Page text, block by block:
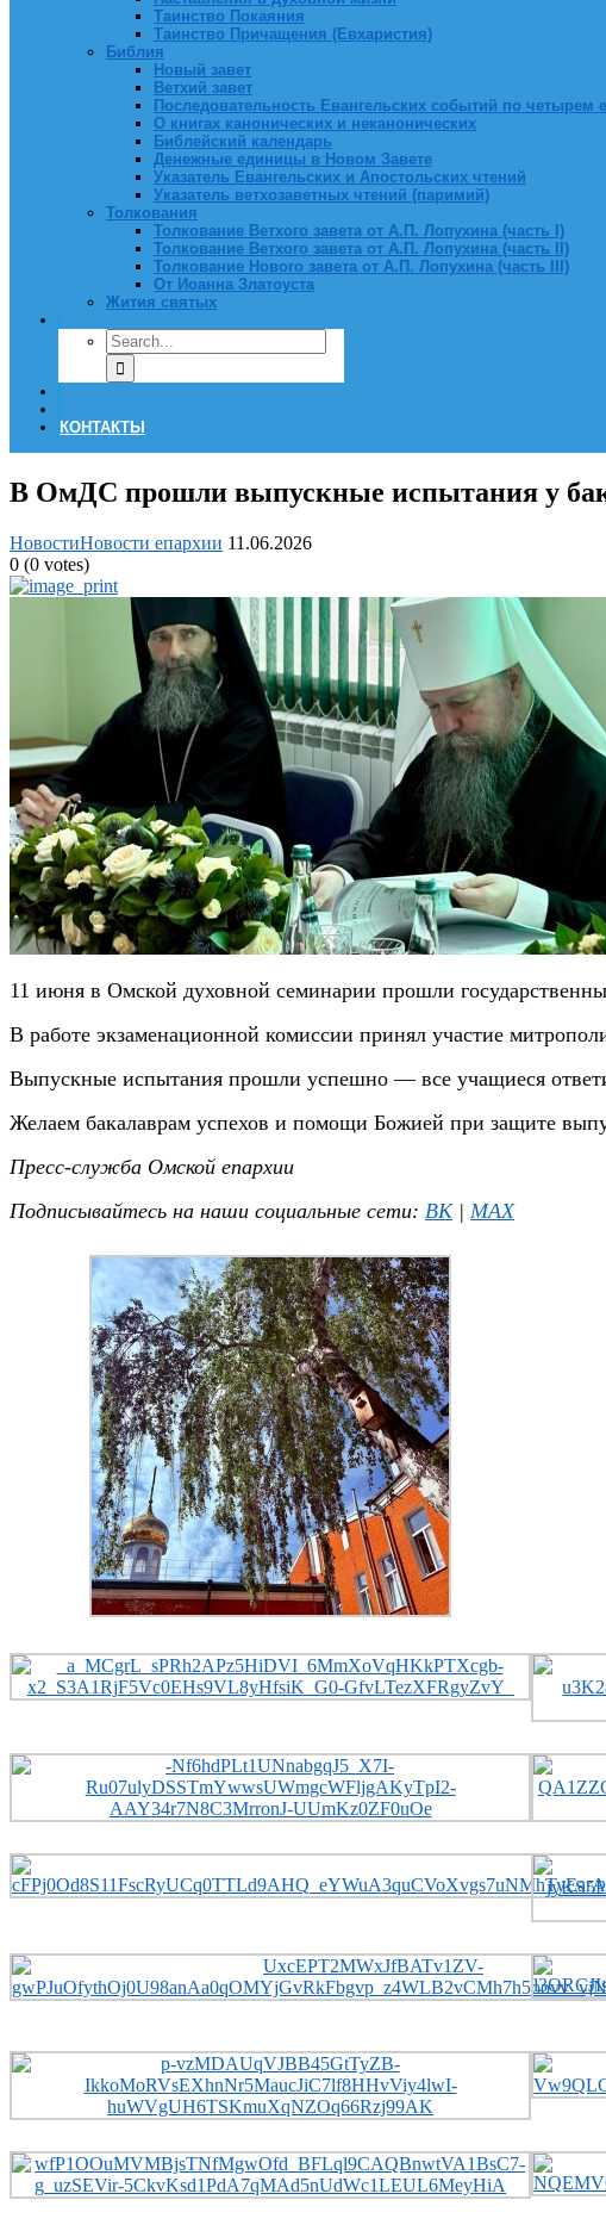
Таинство Покаяния
Таинство Причащения (Евхаристия)
Библия
Новый завет
Ветхий завет
Последовательность Евангельских событий по четырем
О книгах канонических и неканонических
Библейский календарь
Денежные единицы в Новом Завете
Указатель Евангельских и Апостольских чтений
Указатель ветхозаветных чтений (паримий)
Толкования
Толкование Ветхого завета от А.П. Лопухина (часть I)
Толкование Ветхого завета от А.П. Лопухина (часть II)
Толкование Нового завета от А.П. Лопухина (часть III)
От Иоанна Златоуста
Жития святых
КОНТАКТЫ
В ОмДС прошли выпускные испытания у
НовостиНовости епархии 11.06.2026
0 (0 votes)
11 июня в Омской духовной семинарии прошли
В работе экзаменационной комиссии принял участие
Выпускные испытания прошли успешно — все учащиеся
Желаем бакалаврам успехов и помощи Божией при защите
Пресс-служба Омской епархии
Подписывайтесь на наши социальные сети: ВК| MAX